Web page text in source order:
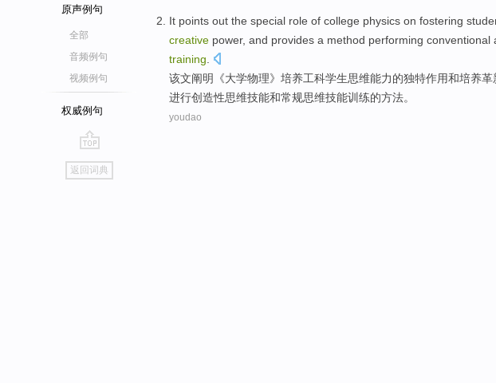
原声例句
全部
音频例句
视频例句
权威例句
go
top
返回词典
It points out the special role of college physics on fostering
creative power, and provides a method performing conventional
training
该文阐明《大学物理》 培养工科学生思维能力的独特作用和培养革
进行创造性思维技能和常规思维技能训练的方法。
youdao